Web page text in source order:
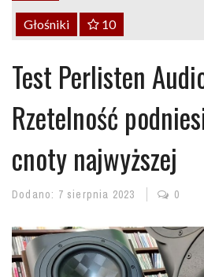
Głośniki 10
Test Perlisten
Rzetelność
cnoty najwyższej
Dodano: 7 sierpnia 2023 0